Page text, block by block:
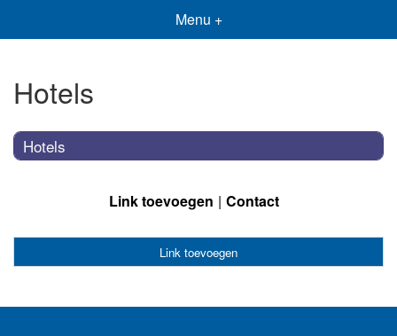
Menu +
Hotels
Hotels
Link toevoegen Contact
Link toevoegen